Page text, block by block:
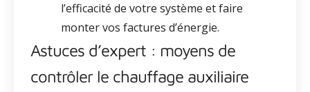
l’efficacité de votre système et faire
monter vos factures d’énergie.
Astuces d’expert : moyens de
contrôler le chauffage auxiliaire